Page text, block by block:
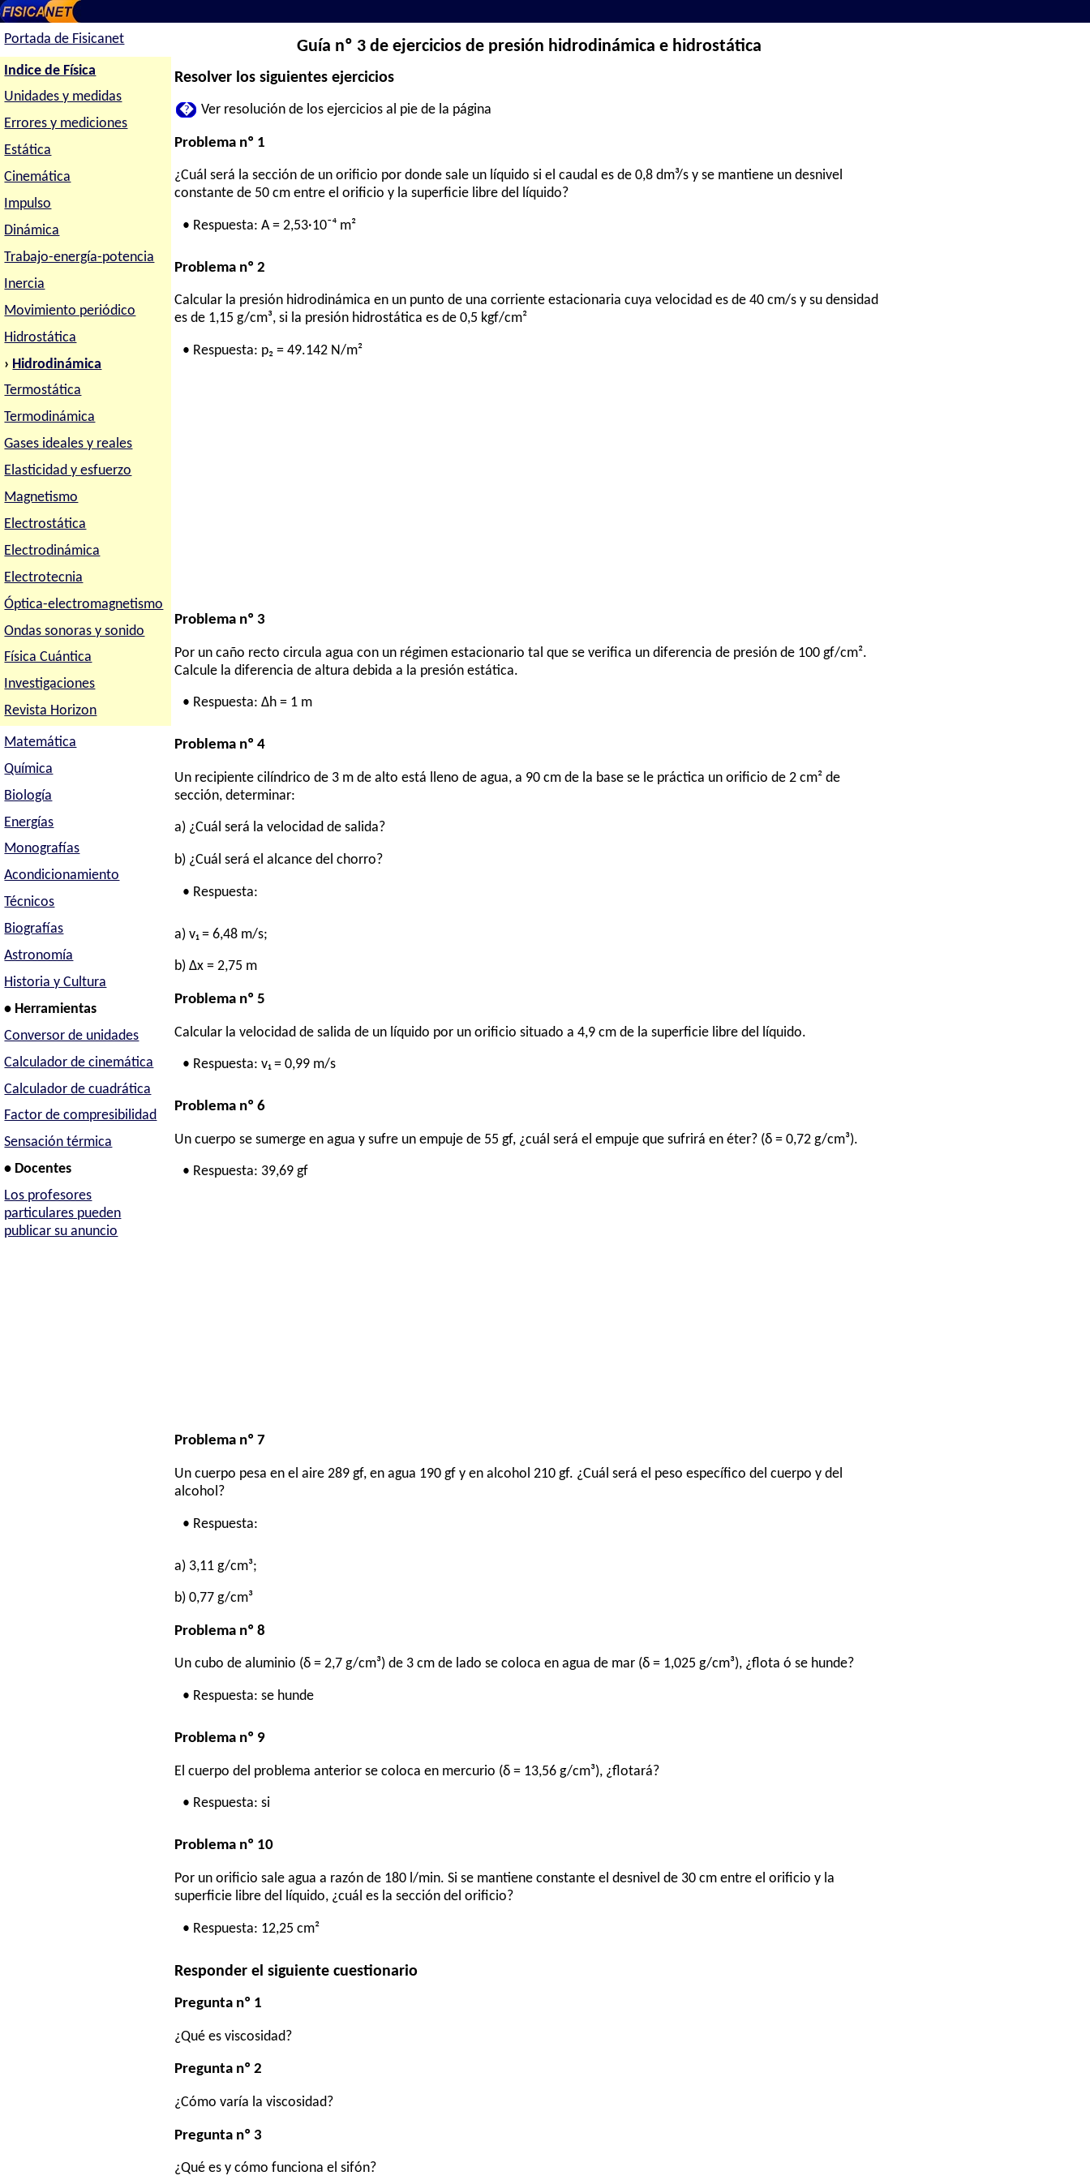
Portada de Fisicanet
Indice de Física
Unidades y medidas
Errores y mediciones
Estática
Cinemática
Impulso
Dinámica
Trabajo-energía-potencia
Inercia
Movimiento periódico
Hidrostática
› Hidrodinámica
Termostática
Termodinámica
Gases ideales y reales
Elasticidad y esfuerzo
Magnetismo
Electrostática
Electrodinámica
Electrotecnia
Óptica-electromagnetismo
Ondas sonoras y sonido
Física Cuántica
Investigaciones
Revista Horizon
Matemática
Química
Biología
Energías
Monografías
Acondicionamiento
Técnicos
Biografías
Astronomía
Historia y Cultura
• Herramientas
Conversor de unidades
Calculador de cinemática
Calculador de cuadrática
Factor de compresibilidad
Sensación térmica
• Docentes
Los profesores
particulares pueden
publicar su anuncio
Guía nº 3 de ejercicios de presión hidrodinámica e hidrostática
Resolver los siguientes ejercicios
� Ver resolución de los ejercicios al pie de la página
Problema nº 1
¿Cuál será la sección de un orificio por donde sale un líquido si el caudal es de 0,8 dm³/s y se mantiene un desnivel
constante de 50 cm entre el orificio y la superficie libre del líquido?
• Respuesta: A = 2,53·10⁻⁴ m²
Problema nº 2
Calcular la presión hidrodinámica en un punto de una corriente estacionaria cuya velocidad es de 40 cm/s y su densidad
es de 1,15 g/cm³, si la presión hidrostática es de 0,5 kgf/cm²
• Respuesta: p₂ = 49.142 N/m²
Problema nº 3
Por un caño recto circula agua con un régimen estacionario tal que se verifica un diferencia de presión de 100 gf/cm².
Calcule la diferencia de altura debida a la presión estática.
• Respuesta: Δh = 1 m
Problema nº 4
Un recipiente cilíndrico de 3 m de alto está lleno de agua, a 90 cm de la base se le práctica un orificio de 2 cm² de
sección, determinar:
a) ¿Cuál será la velocidad de salida?
b) ¿Cuál será el alcance del chorro?
• Respuesta:
a) v₁ = 6,48 m/s;
b) Δx = 2,75 m
Problema nº 5
Calcular la velocidad de salida de un líquido por un orificio situado a 4,9 cm de la superficie libre del líquido.
• Respuesta: v₁ = 0,99 m/s
Problema nº 6
Un cuerpo se sumerge en agua y sufre un empuje de 55 gf, ¿cuál será el empuje que sufrirá en éter? (δ = 0,72 g/cm³).
• Respuesta: 39,69 gf
Problema nº 7
Un cuerpo pesa en el aire 289 gf, en agua 190 gf y en alcohol 210 gf. ¿Cuál será el peso específico del cuerpo y del
alcohol?
• Respuesta:
a) 3,11 g/cm³;
b) 0,77 g/cm³
Problema nº 8
Un cubo de aluminio (δ = 2,7 g/cm³) de 3 cm de lado se coloca en agua de mar (δ = 1,025 g/cm³), ¿flota ó se hunde?
• Respuesta: se hunde
Problema nº 9
El cuerpo del problema anterior se coloca en mercurio (δ = 13,56 g/cm³), ¿flotará?
• Respuesta: si
Problema nº 10
Por un orificio sale agua a razón de 180 l/min. Si se mantiene constante el desnivel de 30 cm entre el orificio y la
superficie libre del líquido, ¿cuál es la sección del orificio?
• Respuesta: 12,25 cm²
Responder el siguiente cuestionario
Pregunta nº 1
¿Qué es viscosidad?
Pregunta nº 2
¿Cómo varía la viscosidad?
Pregunta nº 3
¿Qué es y cómo funciona el sifón?